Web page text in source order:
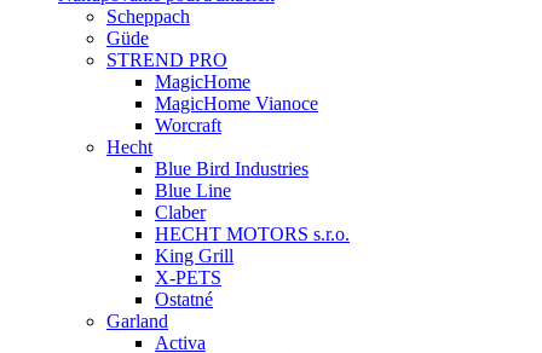
Scheppach
Güde
STREND PRO
MagicHome
MagicHome Vianoce
Worcraft
Hecht
Blue Bird Industries
Blue Line
Claber
HECHT MOTORS s.r.o.
King Grill
X-PETS
Ostatné
Garland
Activa